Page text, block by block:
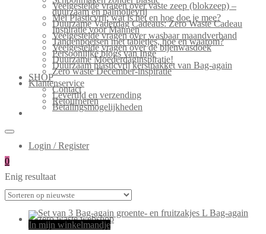
Veelgestelde vragen over vaste zeep (blokzeep) –
duurzaam en palmolievrij
Mei Plasticvrij: wat is het en hoe doe je mee?
Duurzame Vaderdag Cadeaus: Zero Waste Cadeau
Inspiratie voor Mannen
Veelgestelde vragen over wasbaar maandverband
Tandenpoetsen met tabletjes, hoe en waarom?
Veelgestelde vragen over de bijenwasdoek
Persoonlijke blogs van Inge
Duurzame Moederdaginspiratie!
Duurzaam plasticvrij kerstpakket van Bag-again
Zero waste December-inspiratie
SHOP
Klantenservice
Contact
Levertijd en verzending
Retourneren
Betalingsmogelijkheden
Login / Register
0
Enig resultaat
In mijn winkelmandje